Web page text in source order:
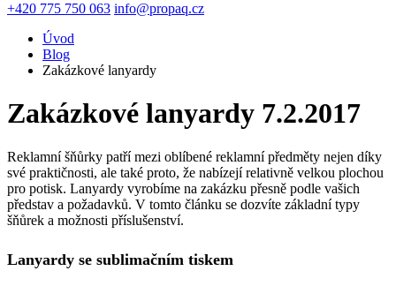
+420 775 750 063 info@propaq.cz
Úvod
Blog
Zakázkové lanyardy
Zakázkové lanyardy 7.2.2017
Reklamní šňůrky patří mezi oblíbené reklamní předměty nejen díky
své praktičnosti, ale také proto, že nabízejí relativně velkou plochou
pro potisk. Lanyardy vyrobíme na zakázku přesně podle vašich
představ a požadavků. V tomto článku se dozvíte základní typy
šňůrek a možnosti příslušenství.
Lanyardy se sublimačním tiskem